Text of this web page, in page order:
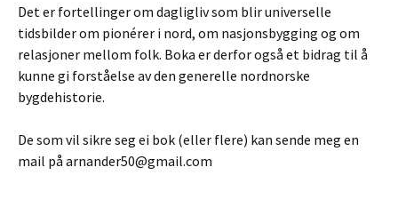
Det er fortellinger om dagligliv som blir universelle
tidsbilder om pionérer i nord, om nasjonsbygging og om
relasjoner mellom folk. Boka er derfor også et bidrag til å
kunne gi forståelse av den generelle nordnorske
bygdehistorie.
De som vil sikre seg ei bok (eller flere) kan sende meg en
mail på arnander50@gmail.com